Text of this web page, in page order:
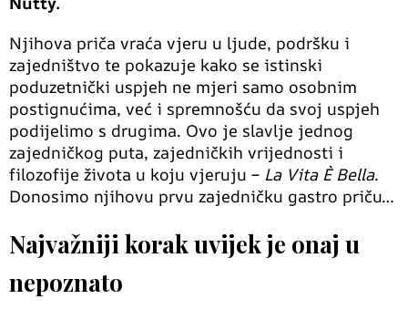
Njihova priča vraća vjeru u ljude, podršku i
zajedništvo te pokazuje kako se istinski
poduzetnički uspjeh ne mjeri samo osobnim
postignućima, već i spremnošću da svoj uspjeh
podijelimo s drugima. Ovo je slavlje jednog
zajedničkog puta, zajedničkih vrijednosti i
filozofije života u koju vjeruju – La Vita È Bella.
Donosimo njihovu prvu zajedničku gastro priču…
Najvažniji korak uvijek je onaj u
nepoznato